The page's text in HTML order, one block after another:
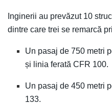
Inginerii au prevăzut 10
dintre care trei se remarcă
Un pasaj de 750 metri
și linia ferată CFR 100.
Un pasaj de 450 metri
133.